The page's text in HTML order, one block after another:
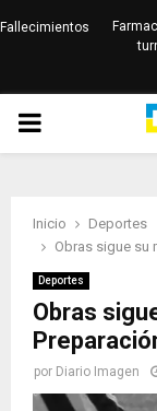
Fallecimientos
PRIMARY
Inicio
Deportes
Obras sigue su
Deportes
Obras
por Diario Imagen